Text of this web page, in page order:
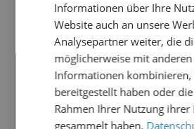
Informationen über Ihre
Website auch an unsere
Analysepartner weiter, die
möglicherweise mit anderen
Informationen kombinieren,
bereitgestellt haben oder
Rahmen Ihrer Nutzung ihrer
gesammelt haben.